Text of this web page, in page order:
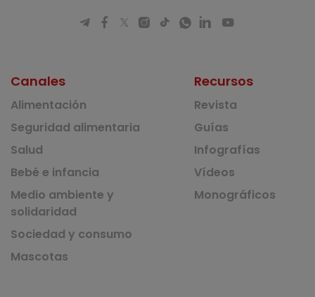
Canales
Alimentación
Seguridad alimentaria
Salud
Bebé e infancia
Medio ambiente y
solidaridad
Sociedad y consumo
Mascotas
Recursos
Revista
Guías
Infografías
Vídeos
Monográficos